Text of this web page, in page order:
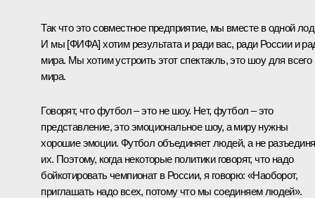
Так что это совместное предприятие, мы вместе в одной
И мы [ФИФА] хотим результата и ради вас, ради России и
мира. Мы хотим устроить этот спектакль, это шоу для всего
мира.
Говорят, что футбол – это не шоу. Нет, футбол – это
представление, это эмоциональное шоу, а миру нужны
хорошие эмоции. Футбол объединяет людей, а не
их. Поэтому, когда некоторые политики говорят, что надо
бойкотировать чемпионат в России, я говорю: «Наоборот,
приглашать надо всех, потому что мы соединяем людей».